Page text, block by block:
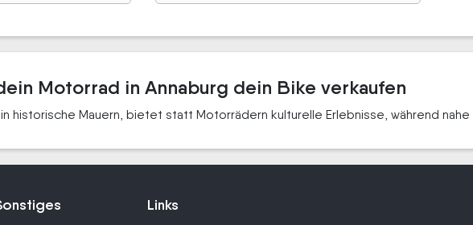
Motorrad in Annaburg dein Bike verkaufen
historische Mauern, bietet statt Motorrädern kulturelle Erlebnisse, während nahe
Links